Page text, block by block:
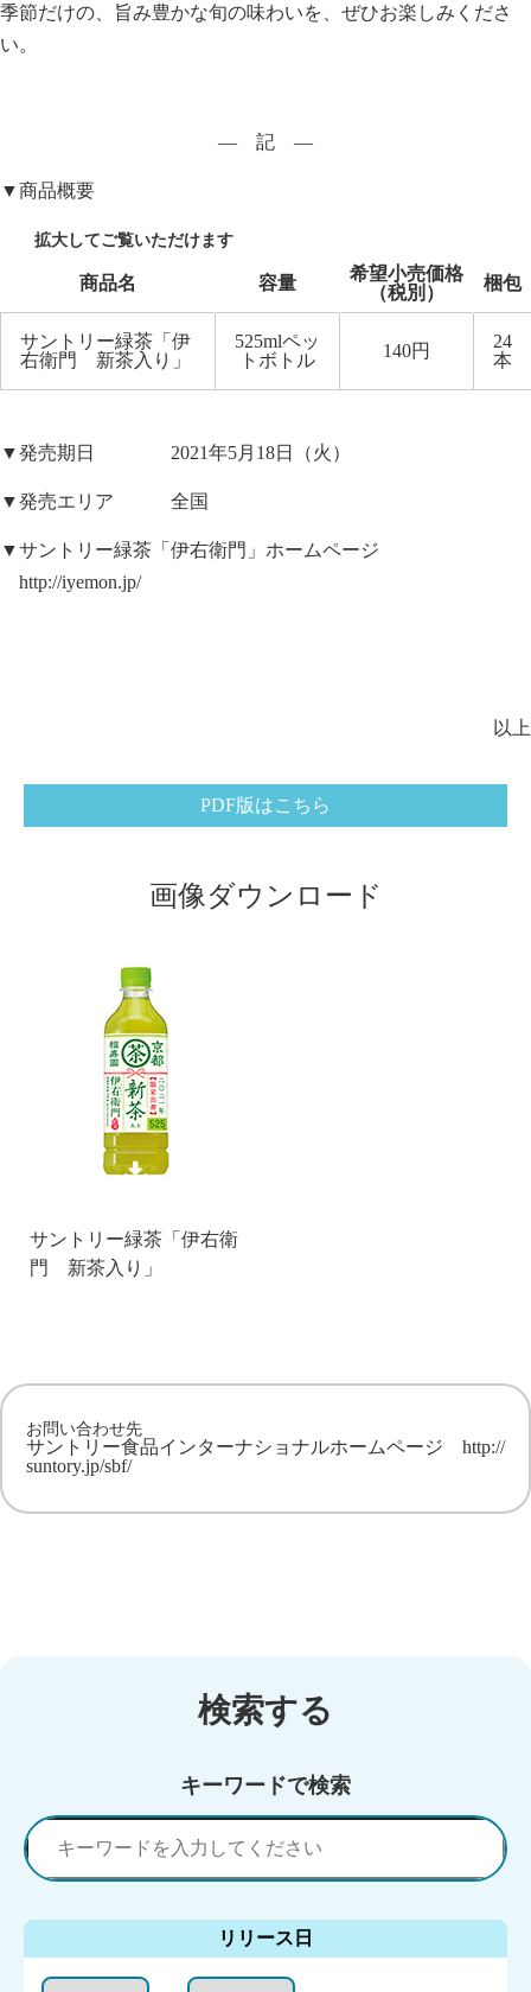
季節だけの、旨み豊かな旬の味わいを、ぜひお楽しみくださ
い。
― 記 ―
▼商品概要
商品名 容量
希望小売価格
（税別）
梱包
サントリー緑茶「伊
右衛門 新茶入り」
525mlペッ
トボトル
140円
24
本
▼発売期日 2021年5月18日（火）
▼発売エリア 全国
▼サントリー緑茶「伊右衛門」ホームページ
http://iyemon.jp/
以上
PDF版はこちら
画像ダウンロード
サントリー緑茶「伊右衛
門 新茶入り」
お問い合わせ先
サントリー食品インターナショナルホームページ http://
suntory.jp/sbf/
検索する
キーワードで検索
リリース日